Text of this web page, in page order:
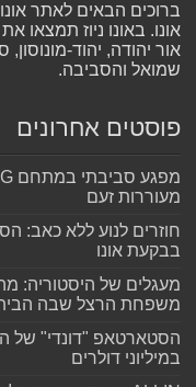
ברוכים הבאים לאתר
אונו. באונו ניוז תמצאו
אור יהודה, יהוד-מונוסון,
שמואל והסביבה.
פוסטים אחרונים
מעוררות זעם
חוזרים לנוע ללא כאב:
בבקעת אונו
מעגלים של היסטוריה:
משפחת הרצל שבה
הסטארטאפ "דונדי" של
במיליוני דולרים